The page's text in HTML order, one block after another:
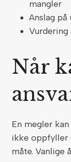
mangler
Anslag
Vurdering
Når
En megler
ikke oppfyller
måte. Vanlige